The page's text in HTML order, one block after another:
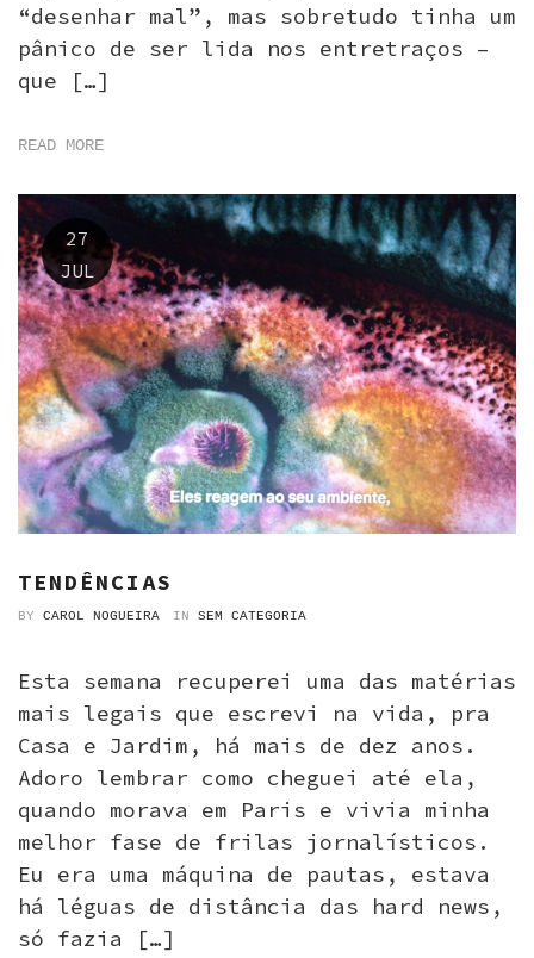
“desenhar mal”, mas sobretudo tinha um
pânico de ser lida nos entretraços –
que […]
READ MORE
27
JUL
TENDÊNCIAS
BY CAROL NOGUEIRA IN SEM CATEGORIA
Esta semana recuperei uma das matérias
mais legais que escrevi na vida, pra
Casa e Jardim, há mais de dez anos.
Adoro lembrar como cheguei até ela,
quando morava em Paris e vivia minha
melhor fase de frilas jornalísticos.
Eu era uma máquina de pautas, estava
há léguas de distância das hard news,
só fazia […]